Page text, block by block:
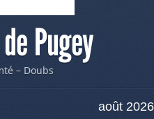
Pugey
– Doubs
août 2026